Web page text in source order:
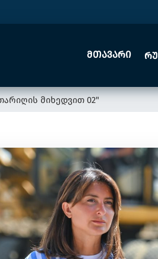
Მთავარი
მიხედვით 02"